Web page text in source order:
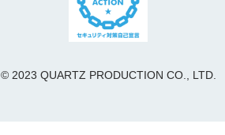
© 2023 QUARTZ PRODUCTION CO., LTD.